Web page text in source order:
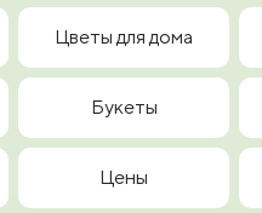
Цветы для дома
Букеты
Цены